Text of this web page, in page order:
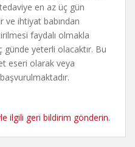
en az üç gün
ve ihtiyat babından
faydalı olmakla
yeterli olacaktır. Bu
eseri olarak veya
ilgili geri bildirim gönderin.